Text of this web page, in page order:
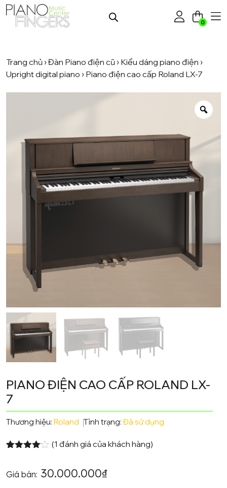
0
Trang chủ ›Đàn Piano điện cũ › Kiểu dáng piano điện ›
Upright digital piano › Piano điện cao cấp Roland LX-7
PIANO ĐIỆN CAO CẤP ROLAND LX-
7
Thương hiệu: Roland Tình trạng: Đã sử dụng
trênđánh
(1 đánh giá của khách hàng)
Giá bán: 30.000.000₫